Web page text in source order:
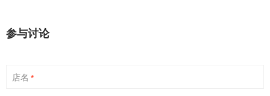
参与讨论
店名 *